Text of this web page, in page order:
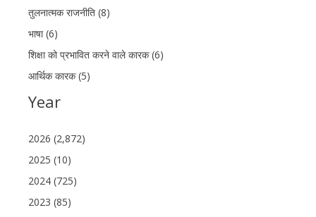
तुलनात्मक राजनीति (8)
भाषा (6)
शिक्षा को प्रभावित करने वाले कारक (6)
आर्थिक कारक (5)
Year
2026 (2,872)
2025 (10)
2024 (725)
2023 (85)